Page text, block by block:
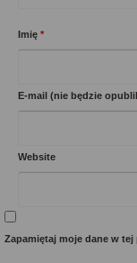
Imię *
E-mail (nie będzie
Website
Zapamiętaj moje dane w